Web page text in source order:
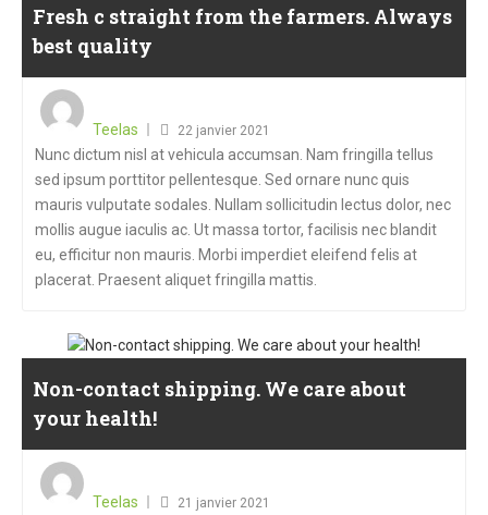
Fresh c straight from the farmers. Always
best quality
Teelas 22 janvier 2021
Nunc dictum nisl at vehicula accumsan. Nam fringilla tellus
sed ipsum porttitor pellentesque. Sed ornare nunc quis
mauris vulputate sodales. Nullam sollicitudin lectus dolor, nec
mollis augue iaculis ac. Ut massa tortor, facilisis nec blandit
eu, efficitur non mauris. Morbi imperdiet eleifend felis at
placerat. Praesent aliquet fringilla mattis.
Non-contact shipping. We care about
your health!
Teelas 21 janvier 2021